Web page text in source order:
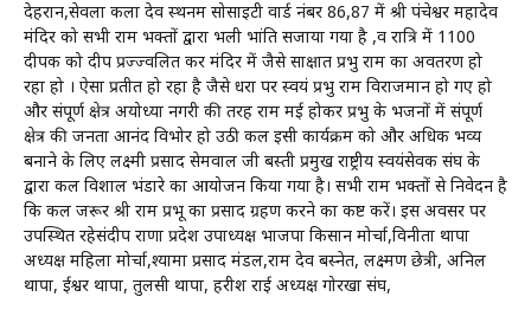
देहरादून,सेवला कला देव स्थनम सोसाइटी वार्ड नंबर 86,87 में श्री पंचेश्वर महादेव
मंदिर को सभी राम भक्तों द्वारा भली भांति सजाया गया है ,व रात्रि में 1100
दीपक को दीप प्रज्ज्वलित कर मंदिर में जैसे साक्षात प्रभु राम का अवतरण हो
रहा हो । ऐसा प्रतीत हो रहा है जैसे धरा पर स्वयं प्रभु राम विराजमान हो गए हो
और संपूर्ण क्षेत्र अयोध्या नगरी की तरह राम मई होकर प्रभु के भजनों में संपूर्ण
क्षेत्र की जनता आनंद विभोर हो उठी कल इसी कार्यक्रम को और अधिक भव्य
बनाने के लिए लक्ष्मी प्रसाद सेमवाल जी बस्ती प्रमुख राष्ट्रीय स्वयंसेवक संघ के
द्वारा कल विशाल भंडारे का आयोजन किया गया है। सभी राम भक्तों से निवेदन है
कि कल जरूर श्री राम प्रभू का प्रसाद ग्रहण करने का कष्ट करें। इस अवसर पर
उपस्थित रहेसंदीप राणा प्रदेश उपाध्यक्ष भाजपा किसान मोर्चा,विनीता थापा
अध्यक्ष महिला मोर्चा,श्यामा प्रसाद मंडल,राम देव बस्नेत, लक्ष्मण छेत्री, अनिल
थापा, ईश्वर थापा, तुलसी थापा, हरीश राई अध्यक्ष गोरखा संघ,